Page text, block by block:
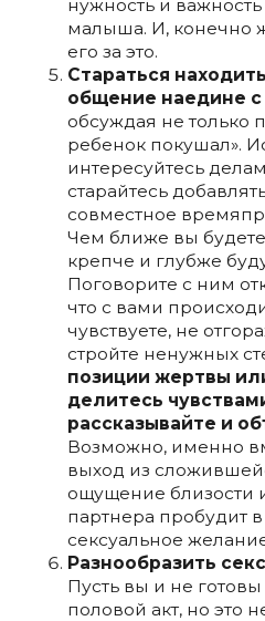
нужность и
малыша. И, конечно
его за это.
Стараться
общение наедине
обсуждая не только
ребенок покушал».
интересуйтесь
старайтесь
совместное
Чем ближе вы будете
крепче и глубже
Поговорите с ним
что с вами
чувствуете, не
стройте ненужных
позиции жертвы
делитесь
рассказывайте и
Возможно, именно
выход из
ощущение близости
партнера пробудит в
сексуальное
Разнообразить
Пусть вы и не готовы
половой акт, но это